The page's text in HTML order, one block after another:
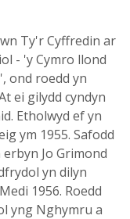
Ty'r Cyffredin ar
- 'y Cymro llond
ond roedd yn
ei gilydd cyndyn
Etholwyd ef yn
ym 1955. Safodd
Jo Grimond
yn dilyn
1956. Roedd
yng Nghymru a